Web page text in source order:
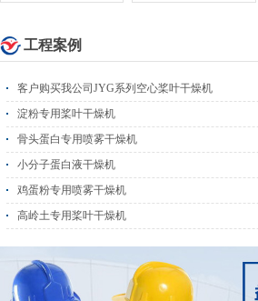
工程案例
客户购买我公司JYG系列空心桨叶干燥机
淀粉专用桨叶干燥机
骨头蛋白专用喷雾干燥机
小分子蛋白液干燥机
鸡蛋粉专用喷雾干燥机
高岭土专用桨叶干燥机